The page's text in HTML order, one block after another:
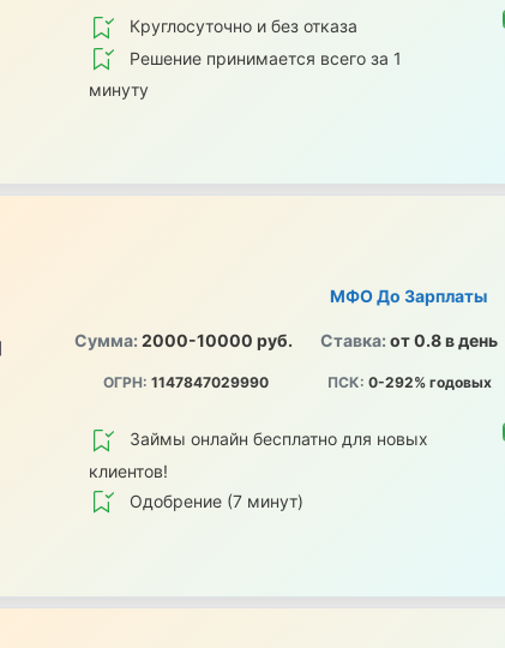
Круглосуточно и без отказа
Решение принимается всего за 1
минуту
МФО До Зарплаты
Сумма: 2000-10000 руб. Ставка: от 0.8 в день
ОГРН: 1147847029990 ПСК: 0-292% годовых
Займы онлайн бесплатно для новых
клиентов!
Одобрение (7 минут)